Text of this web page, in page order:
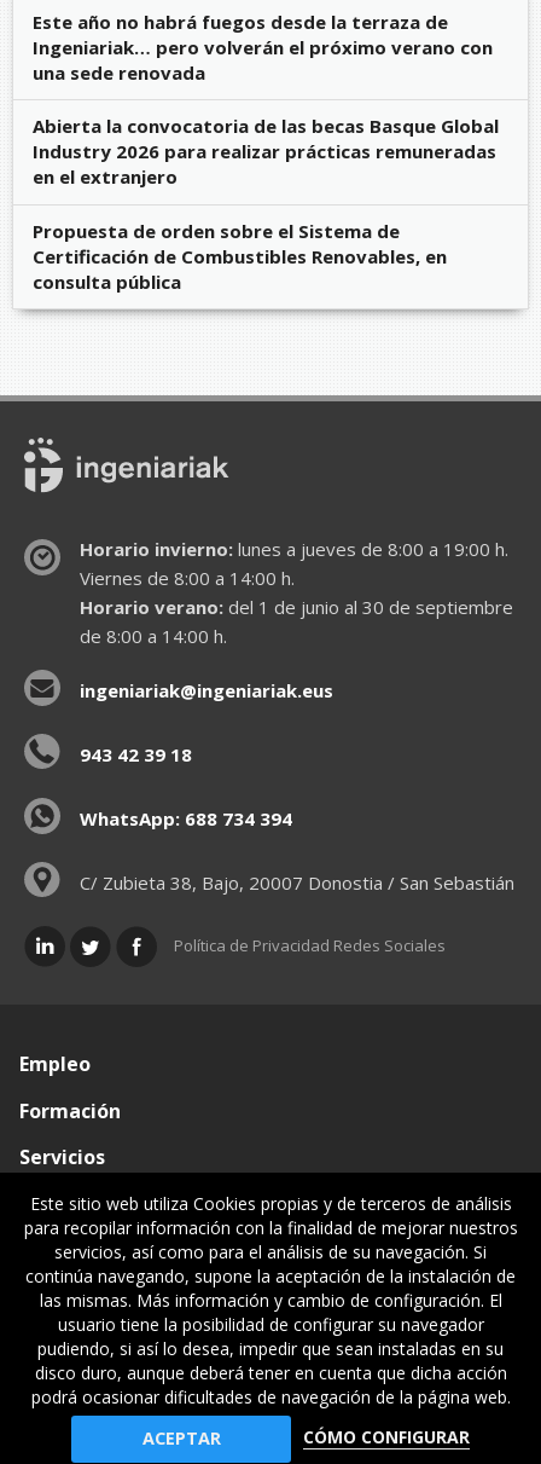
Este año no habrá fuegos desde la terraza de
Ingeniariak… pero volverán el próximo verano con
una sede renovada
Abierta la convocatoria de las becas Basque Global
Industry 2026 para realizar prácticas remuneradas
en el extranjero
Propuesta de orden sobre el Sistema de
Certificación de Combustibles Renovables, en
consulta pública
Horario invierno:lunes a jueves de 8:00 a 19:00 h.
Viernes de 8:00 a 14:00 h.
Horario verano:del 1 de junio al 30 de septiembre
de 8:00 a 14:00 h.
ingeniariak@ingeniariak.eus
943 42 39 18
WhatsApp: 688 734 394
C/ Zubieta 38, Bajo, 20007 Donostia / San Sebastián
Política de Privacidad Redes Sociales
Empleo
Formación
Servicios
Conócenos
Visado de documentos
Ventanilla única
Políticas legales
© Gipuzkoako Industri Ingeniariaren Elkargo Ofiziala - Colegio
Oficial de Ingenieros Industriales de Gipuzkoa
Este sitio web utiliza Cookies propias y de terceros de análisis
para recopilar información con la finalidad de mejorar nuestros
servicios, así como para el análisis de su navegación. Si
continúa navegando, supone la aceptación de la instalación de
las mismas. Más información y cambio de configuración. El
usuario tiene la posibilidad de configurar su navegador
pudiendo, si así lo desea, impedir que sean instaladas en su
disco duro, aunque deberá tener en cuenta que dicha acción
podrá ocasionar dificultades de navegación de la página web.
ACEPTAR
CÓMO CONFIGURAR